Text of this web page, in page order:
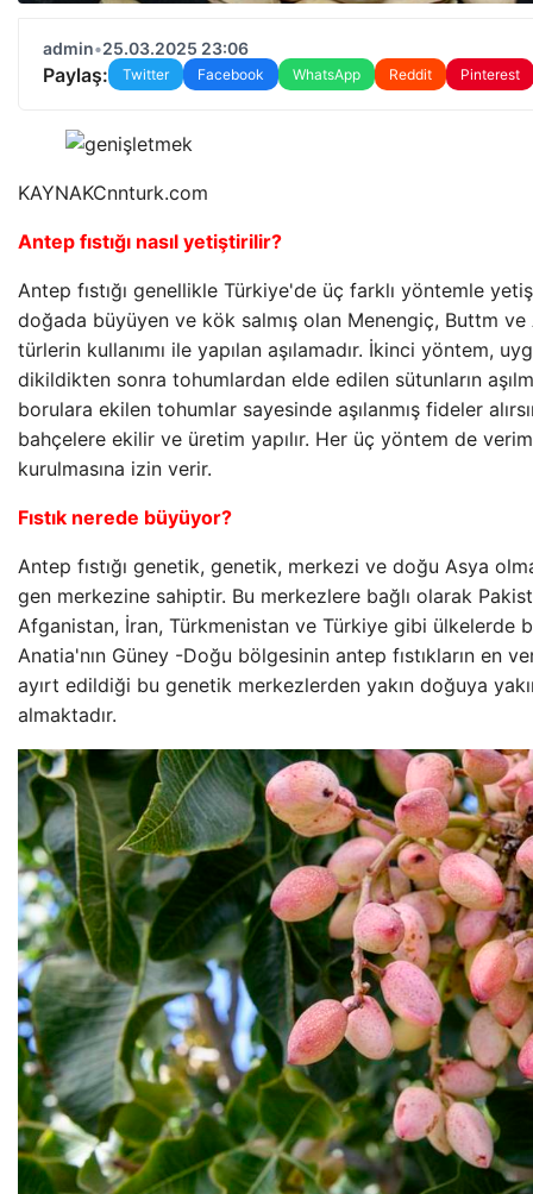
admin•25.03.2025 23:06
Paylaş: Twitter Facebook WhatsApp Reddit Pinterest
KAYNAKCnnturk.com
Antep fıstığı nasıl yetiştirilir?
Antep fıstığı genellikle Türkiye'de üç farklı yöntemle
doğada büyüyen ve kök salmış olan Menengiç, Buttm ve
türlerin kullanımı ile yapılan aşılamadır. İkinci yöntem,
dikildikten sonra tohumlardan elde edilen sütunların
borulara ekilen tohumlar sayesinde aşılanmış fideler
bahçelere ekilir ve üretim yapılır. Her üç yöntem de
kurulmasına izin verir.
Fıstık nerede büyüyor?
Antep fıstığı genetik, genetik, merkezi ve doğu Asya
gen merkezine sahiptir. Bu merkezlere bağlı olarak
Afganistan, İran, Türkmenistan ve Türkiye gibi ülkelerde
Anatia'nın Güney -Doğu bölgesinin antep fıstıkların en
ayırt edildiği bu genetik merkezlerden yakın doğuya
almaktadır.